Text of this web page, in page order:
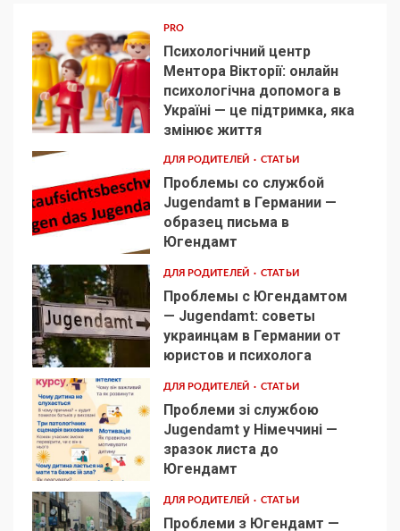
1
PRO
Психологічний центр
Ментора Вікторії: онлайн
психологічна допомога в
Україні — це підтримка, яка
змінює життя
2
ДЛЯ РОДИТЕЛЕЙ СТАТЬИ
Проблемы со службой
Jugendamt в Германии —
образец письма в
Югендамт
3
ДЛЯ РОДИТЕЛЕЙ СТАТЬИ
Проблемы с Югендамтом
— Jugendamt: советы
украинцам в Германии от
юристов и психолога
4
ДЛЯ РОДИТЕЛЕЙ СТАТЬИ
Проблеми зі службою
Jugendamt у Німеччині —
зразок листа до
Югендамт
ДЛЯ РОДИТЕЛЕЙ СТАТЬИ
Проблеми з Югендамт —